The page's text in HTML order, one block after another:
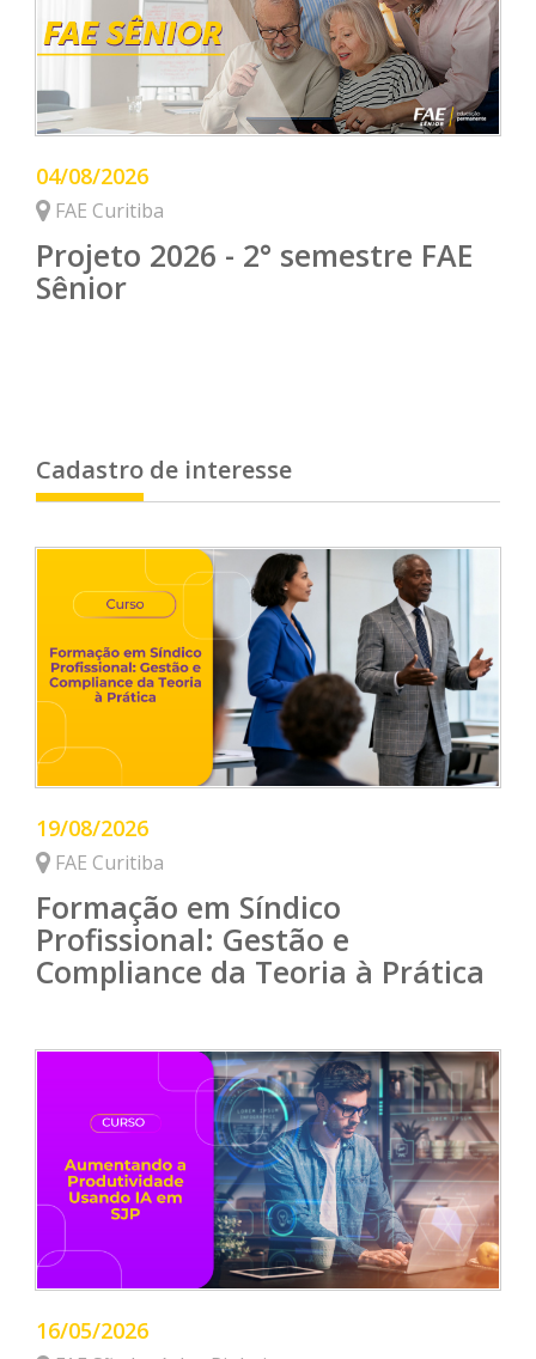
04/08/2026
FAE Curitiba
Projeto 2026 - 2° semestre FAE
Sênior
Cadastro de interesse
19/08/2026
FAE Curitiba
Formação em Síndico
Profissional: Gestão e
Compliance da Teoria à Prática
16/05/2026